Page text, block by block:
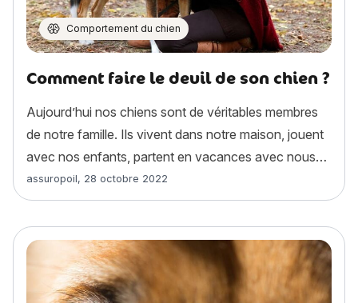
Comportement du chien
Comment faire le deuil de son chien ?
Aujourd’hui nos chiens sont de véritables membres
de notre famille. Ils vivent dans notre maison, jouent
avec nos enfants, partent en vacances avec nous…
Article rédigé par
assuropoil, 28 octobre 2022